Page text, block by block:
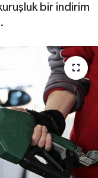
bir indirim